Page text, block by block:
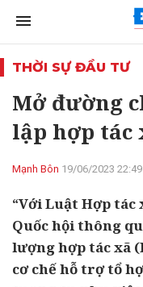
THỜI SỰ ĐẦU TƯ
Mở đường
lập hợp tác
Mạnh Bôn 19/06/2023 22:49
“Với Luật Hợp tác
Quốc hội thông
lượng hợp tác xã
cơ chế hỗ trợ tổ